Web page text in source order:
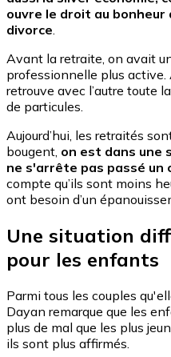
ouvre le droit au bonheur
divorce
Avant la retraite, on avait
professionnelle plus active.
retrouve avec l’autre toute
de particules.
Aujourd’hui, les retraités
bougent, on est dans une
ne s'arrête pas passé un
compte qu’ils sont moins
ont besoin d’un
Une situation
pour les enfants
Parmi tous les couples
Dayan remarque que les
plus de mal que les plus
ils sont plus affirmés.